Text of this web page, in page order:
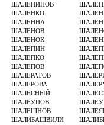
ШАЛЕНИНОВ
ШАЛЕНКО
ШАЛЕННА
ШАЛЕНОВ
ШАЛЕНОК
ШАЛЕПИН
ШАЛЕПКО
ШАЛЕПОВ
ШАЛЕРАТОВ
ШАЛЕРОВА
ШАЛЕСНЫЙ
ШАЛЕУПОВ
ШАЛЕЩНОВ
ШАЛИБАШВИЛИ